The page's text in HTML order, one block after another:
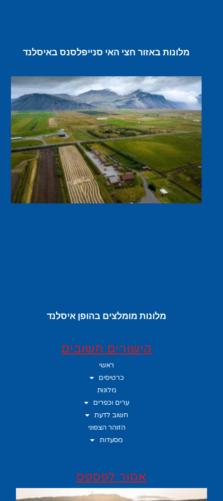
מלונות באזור חצי האי סנייפלסנס באיסלנד
מלונות מומלצים בהופן איסלנד
קישורים חשובים
ראשי
כרטיסים
מלונות
ערים וכפרים
חשוב לדעת
הזוהר הצפוני
מסעדות
אסור לפספס